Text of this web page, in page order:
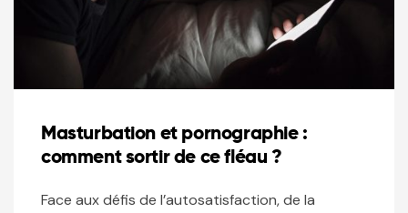
Masturbation et pornographie :
comment sortir de ce fléau ?
Face aux défis de l’autosatisfaction, de la